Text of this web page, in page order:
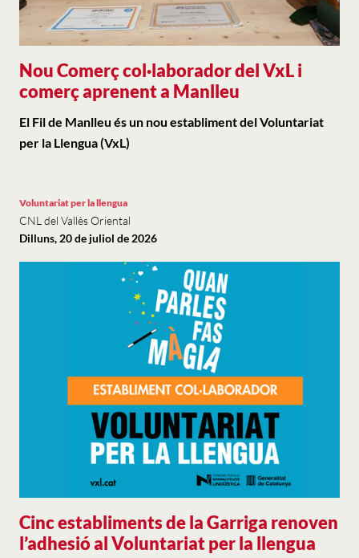
Nou Comerç col·laborador del VxL i
comerç aprenent a Manlleu
El Fil de Manlleu és un nou establiment del Voluntariat
per la Llengua (VxL)
Cinc establiments de la Garriga renoven
l’adhesió al Voluntariat per la llengua
Voluntariat per la llengua
CNL del Vallès Oriental
Dilluns, 20 de juliol de 2026